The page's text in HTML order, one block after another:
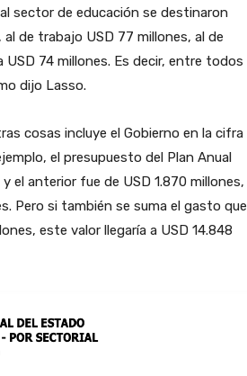
sector de educación se destinaron
de trabajo USD 77 millones, al de
USD 74 millones. Es decir, entre todos
dijo Lasso.
cosas incluye el Gobierno en la cifra
el presupuesto del Plan Anual
el anterior fue de USD 1.870 millones,
Pero si también se suma el gasto que
este valor llegaría a USD 14.848